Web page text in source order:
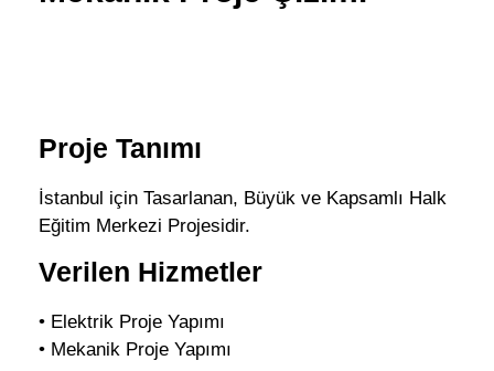
Proje Tanımı
İstanbul için Tasarlanan, Büyük ve Kapsamlı Halk
Eğitim Merkezi Projesidir.
Verilen Hizmetler
• Elektrik Proje Yapımı
• Mekanik Proje Yapımı